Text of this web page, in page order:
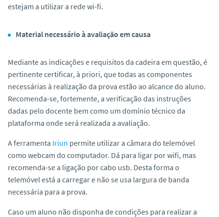
estejam a utilizar a rede wi-fi.
Material necessário à avaliação em causa
Mediante as indicações e requisitos da cadeira em questão, é
pertinente certificar, à priori, que todas as componentes
necessárias à realização da prova estão ao alcance do aluno.
Recomenda-se, fortemente, a verificação das instruções
dadas pelo docente bem como um domínio técnico da
plataforma onde será realizada a avaliação.
A ferramenta Iriun permite utilizar a câmara do telemóvel
como webcam do computador. Dá para ligar por wifi, mas
recomenda-se a ligação por cabo usb. Desta forma o
telemóvel está a carregar e não se usa largura de banda
necessária para a prova.
Caso um aluno não disponha de condições para realizar a